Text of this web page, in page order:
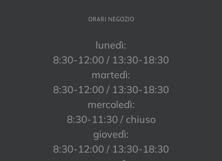
ORARI NEGOZIO
lunedì:
8:30-12:00 / 13:30-18:30
martedì:
8:30-12:00 / 13:30-18:30
mercoledì:
8:30-11:30 / chiuso
giovedì:
8:30-12:00 / 13:30-18:30